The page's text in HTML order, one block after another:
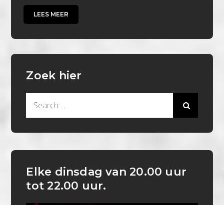
LEES MEER
Zoek hier
Elke dinsdag van 20.00 uur
tot 22.00 uur.